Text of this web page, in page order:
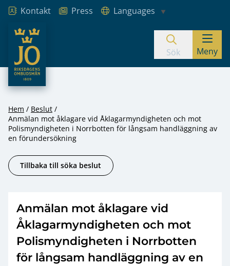
Hoppa till innehåll
Kontakt Press
Languages
JO – Riksdagens Ombudsmän
Sök Meny
Hem
Beslut
Anmälan mot åklagare vid Åklagarmyndigheten och mot
Polismyndigheten i Norrbotten för långsam handläggning av
en förundersökning
Tillbaka till söka beslut
Anmälan mot åklagare vid
Åklagarmyndigheten och mot
Polismyndigheten i Norrbotten
för långsam handläggning av en